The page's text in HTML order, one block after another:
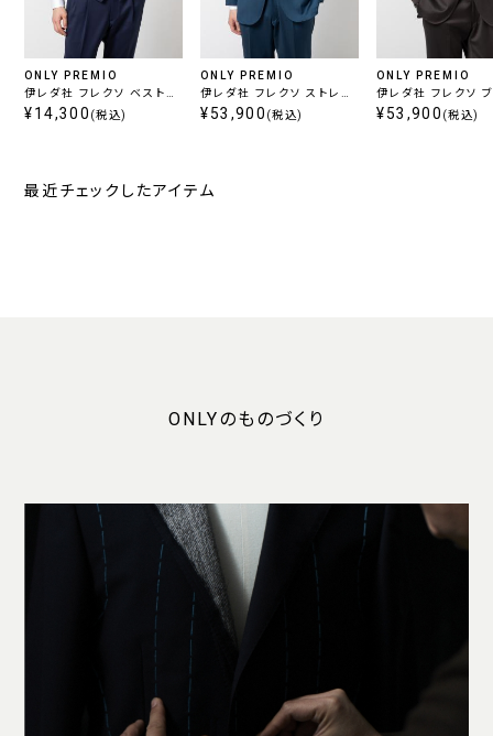
ONLY PREMIO
伊レダ社 フレクソ ベスト
ネイビー ツイル
¥14,300 (税込)
ONLY PREMIO
伊レダ社 フレクソ ストレッ
チ ブルー
¥53,900 (税込)
ONLY PREMIO
伊レダ社 フレクソ
ツイル
¥53,900 (税込)
最近チェックしたアイテム
ONLYのものづくり